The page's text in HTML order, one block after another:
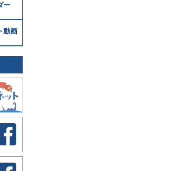
ー
動画